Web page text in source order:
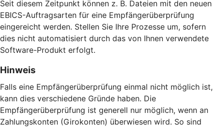
Seit diesem Zeitpunkt können z. B. Dateien mit den neuen
EBICS-Auftragsarten für eine Empfängerüberprüfung
eingereicht werden. Stellen Sie Ihre Prozesse um, sofern
dies nicht automatisiert durch das von Ihnen verwendete
Software-Produkt erfolgt.
Hinweis
Falls eine Empfängerüberprüfung einmal nicht möglich ist,
kann dies verschiedene Gründe haben. Die
Empfängerüberprüfung ist generell nur möglich, wenn an
Zahlungskonten (Girokonten) überwiesen wird. So sind